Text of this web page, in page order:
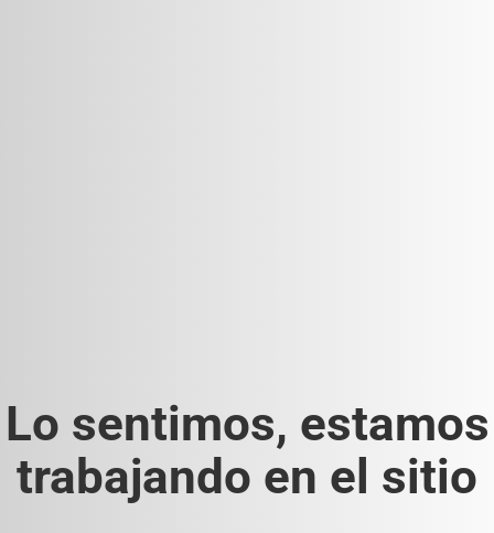
Lo sentimos, estamos
trabajando en el sitio